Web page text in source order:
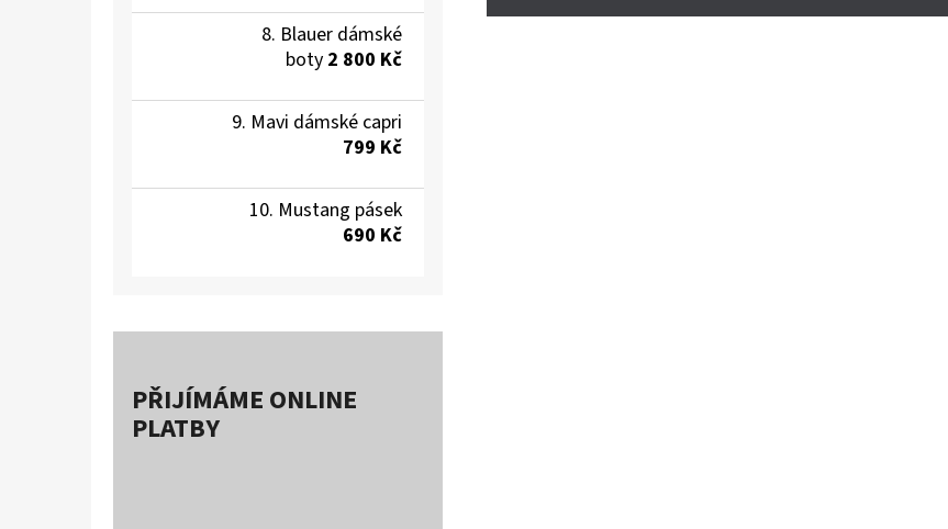
Blauer dámské
boty 2 800 Kč
Mavi dámské capri
799 Kč
Mustang pásek
690 Kč
PŘIJÍMÁME ONLINE
PLATBY